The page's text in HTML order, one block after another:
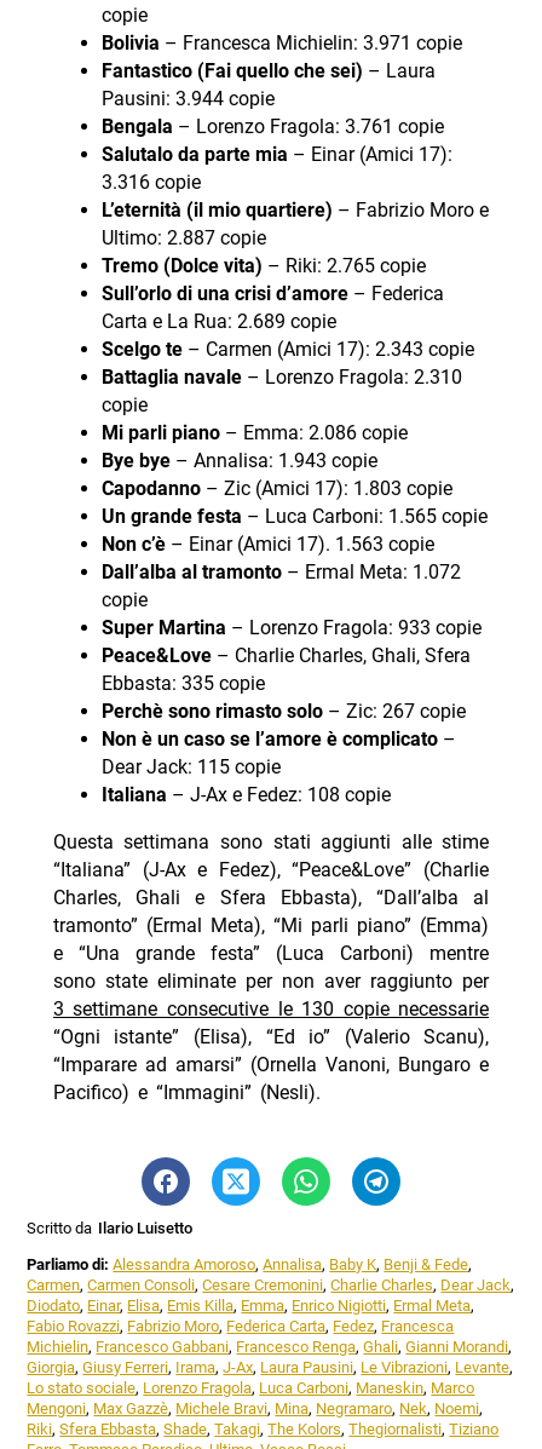
copie
Bolivia – Francesca Michielin: 3.971 copie
Fantastico (Fai quello che sei) – Laura
Pausini: 3.944 copie
Bengala – Lorenzo Fragola: 3.761 copie
Salutalo da parte mia – Einar (Amici 17):
3.316 copie
L’eternità (il mio quartiere) – Fabrizio Moro e
Ultimo: 2.887 copie
Tremo (Dolce vita) – Riki: 2.765 copie
Sull’orlo di una crisi d’amore – Federica
Carta e La Rua: 2.689 copie
Scelgo te – Carmen (Amici 17): 2.343 copie
Battaglia navale – Lorenzo Fragola: 2.310
copie
Mi parli piano – Emma: 2.086 copie
Bye bye – Annalisa: 1.943 copie
Capodanno – Zic (Amici 17): 1.803 copie
Un grande festa – Luca Carboni: 1.565 copie
Non c’è – Einar (Amici 17). 1.563 copie
Dall’alba al tramonto – Ermal Meta: 1.072
copie
Super Martina – Lorenzo Fragola: 933 copie
Peace&Love– Charlie Charles, Ghali, Sfera
Ebbasta: 335 copie
Perchè sono rimasto solo – Zic: 267 copie
Non è un caso se l’amore è complicato –
Dear Jack: 115 copie
Italiana – J-Ax e Fedez: 108 copie
Questa settimana sono stati aggiunti alle stime
“Italiana” (J-Ax e Fedez), “Peace&Love” (Charlie
Charles, Ghali e Sfera Ebbasta), “Dall’alba al
tramonto” (Ermal Meta), “Mi parli piano” (Emma)
e “Una grande festa” (Luca Carboni) mentre
sono state eliminate per non aver raggiunto per
3 settimane consecutive le 130 copie necessarie
“Ogni istante” (Elisa), “Ed io” (Valerio Scanu),
“Imparare ad amarsi” (Ornella Vanoni, Bungaro e
Pacifico) e “Immagini” (Nesli).
Scritto da Ilario Luisetto
Parliamo di:Alessandra Amoroso,Annalisa, Baby K, Benji & Fede,
Carmen,Carmen Consoli,Cesare Cremonini,Charlie Charles, Dear Jack,
Diodato, Einar, Elisa, Emis Killa, Emma, Enrico Nigiotti, Ermal Meta,
Fabio Rovazzi, Fabrizio Moro, Federica Carta, Fedez, Francesca
Michielin, Francesco Gabbani, Francesco Renga,Ghali,Gianni Morandi,
Giorgia,Giusy Ferreri, Irama,J-Ax, Laura Pausini, Le Vibrazioni, Levante,
Lo stato sociale, Lorenzo Fragola, Luca Carboni, Maneskin, Marco
Mengoni, Max Gazzè, Michele Bravi, Mina, Negramaro, Nek, Noemi,
Riki,Sfera Ebbasta,Shade,Takagi,The Kolors,Thegiornalisti,Tiziano